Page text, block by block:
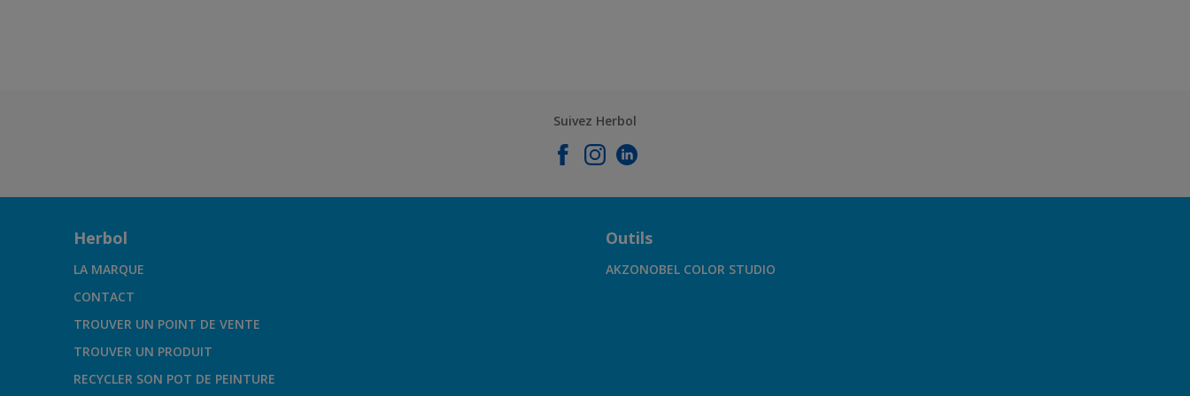
Suivez Herbol
Herbol
LA MARQUE
CONTACT
TROUVER UN POINT DE VENTE
TROUVER UN PRODUIT
RECYCLER SON POT DE PEINTURE
Outils
AKZONOBEL COLOR STUDIO